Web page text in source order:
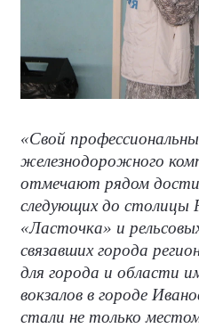
«Свой
железнодорожного
отмечают рядом
следующих до столицы
«Ласточка» и
связавших города
для города и области
вокзалов в городе
стали не только